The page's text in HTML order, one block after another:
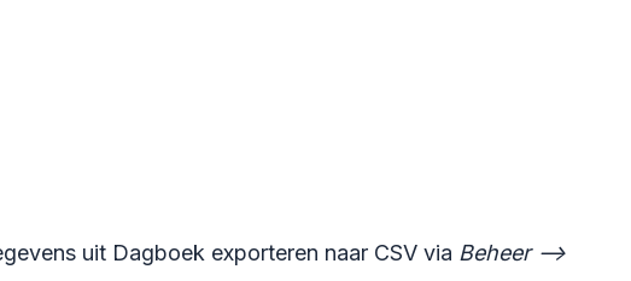
uit Dagboek exporteren naar CSV via Beheer -->